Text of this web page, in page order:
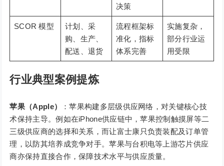
决策
SCOR 模型
计划、采
购、生产、
配送、退货
流程框架标
准化，指标
体系完善
实施复杂，
部分行业运
用受限
行业典型案例提炼
苹果（Apple）
：苹果构建多层级供应网络，对关键核心技
术保持主导。例如在iPhone供应链中，苹果控制触摸屏等二
三级供应商的选择和关系，而让富士康只负责装配及订单管
理，以防其培养成竞争对手。苹果与台积电等上游芯片供应
商亦保持直接合作，保障技术水平与供应质量。